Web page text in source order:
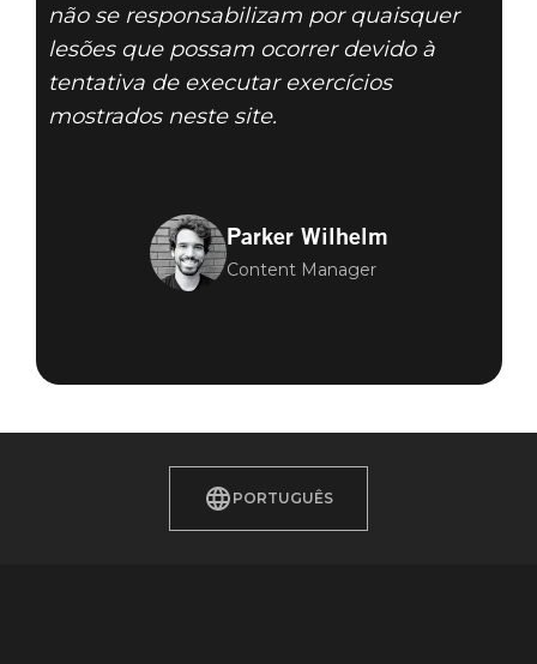
não se responsabilizam por quaisquer
lesões que possam ocorrer devido à
tentativa de executar exercícios
mostrados neste site.
Parker Wilhelm
Content Manager
PORTUGUÊS